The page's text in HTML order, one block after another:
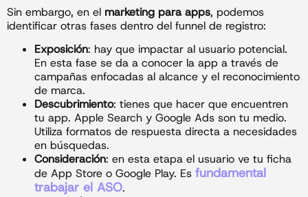
Sin embargo, en el marketing para apps, podemos
identificar otras fases dentro del funnel de registro:
Exposición: hay que impactar al usuario potencial.
En esta fase se da a conocer la app a través de
campañas enfocadas al alcance y el reconocimiento
de marca.
Descubrimiento: tienes que hacer que encuentren
tu app. Apple Search y Google Ads son tu medio.
Utiliza formatos de respuesta directa a necesidades
en búsquedas.
Consideración: en esta etapa el usuario ve tu ficha
de App Store o Google Play. Es fundamental
trabajar el ASO.